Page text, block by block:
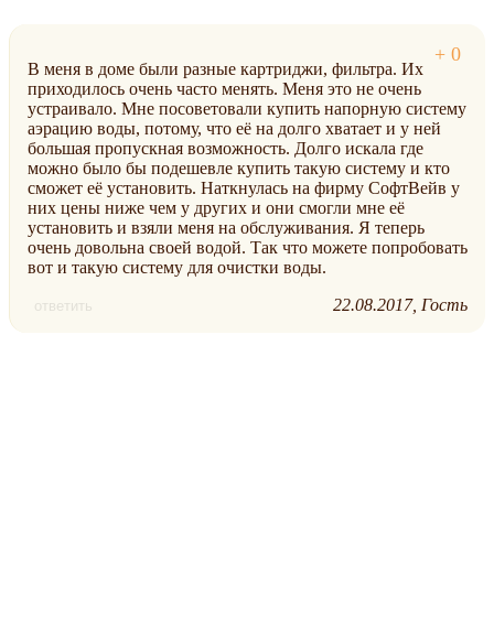
В меня в доме были разные картриджи, фильтра. Их
приходилось очень часто менять. Меня это не очень
устраивало. Мне посоветовали купить напорную систему
аэрацию воды, потому, что её на долго хватает и у ней
большая пропускная возможность. Долго искала где
можно было бы подешевле купить такую систему и кто
сможет её установить. Наткнулась на фирму СофтВейв у
них цены ниже чем у других и они смогли мне её
установить и взяли меня на обслуживания. Я теперь
очень довольна своей водой. Так что можете попробовать
вот и такую систему для очистки воды.
ответить 22.08.2017 Гость